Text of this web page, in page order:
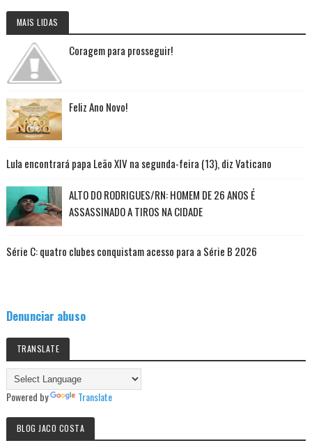
MAIS LIDAS
Coragem para prosseguir!
Feliz Ano Novo!
Lula encontrará papa Leão XIV na segunda-feira (13), diz Vaticano
ALTO DO RODRIGUES/RN: HOMEM DE 26 ANOS É
ASSASSINADO A TIROS NA CIDADE
Série C: quatro clubes conquistam acesso para a Série B 2026
Denunciar abuso
TRANSLATE
Powered by Translate
BLOG JACO COSTA